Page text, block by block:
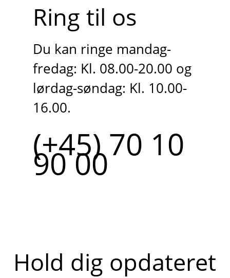
Ring til os
Du kan ringe mandag-
fredag: Kl. 08.00-20.00 og
lørdag-søndag: Kl. 10.00-
16.00.
(+45) 70 10
90 00
Hold dig opdateret